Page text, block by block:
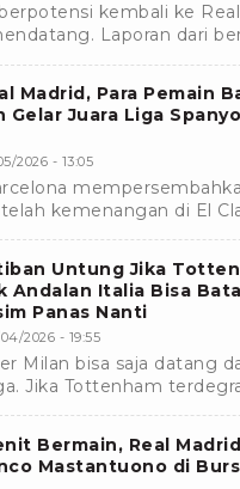
kembali ke
Laporan dari
Madrid, Para Pemain
Gelar Juara Liga
2026 - 13:05
kemenangan di El
Untung Jika
Andalan Italia Bisa
Panas Nanti
2026 - 19:55
Milan bisa saja datang
Jika Tottenham
Bermain, Real
Mastantuono di